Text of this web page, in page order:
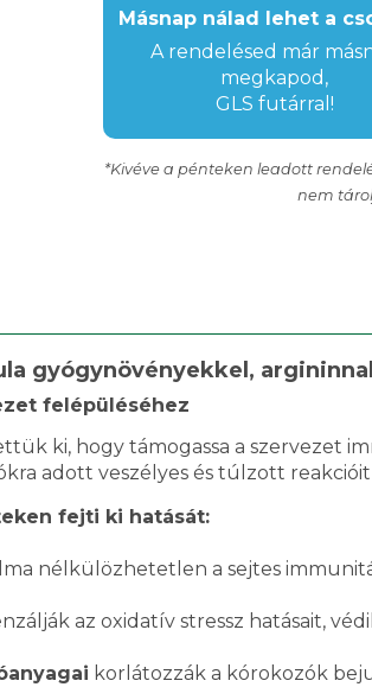
Másnap nálad lehet a
A rendelésed már
megkapod,
GLS futárral!
*Kivéve a pénteken leadott
nem
gyógynövényekkel,
felépüléséhez
ki, hogy támogassa a szervezet
adott veszélyes és túlzott
fejti ki hatását:
nélkülözhetetlen a sejtes
az oxidatív stressz hatásait,
korlátozzák a kórokozók